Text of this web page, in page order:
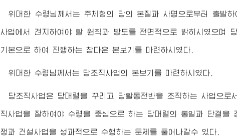
위대한 수령님께서 는 주체형의 당의 본질과 사명으로부터 출발
사업에서 견지하여야 할 원칙과 방도를 전면적으로 밝히시였으며
기본으로 하여 진행하는 참다운 본보기를 마련하시였다.
위대한 수령님께서 는 당조직사업의 본보기를 마련하시였다.
당조직사업은 당대렬을 꾸리고 당활동전반을 조직하는 사업으
직사업을 잘하여야 수령 을 중심으로 하는 당대렬의 통일과 단결을
쟁과 건설사업을 성과적으로 수행하는 문제를 풀어나갈수 있다.